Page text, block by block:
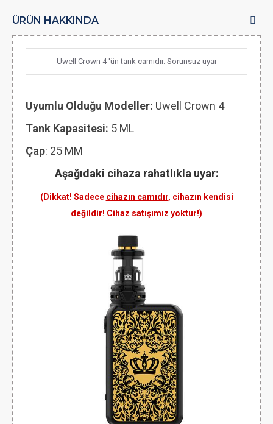
ÜRÜN HAKKINDA
Uwell Crown 4 'ün tank camıdır. Sorunsuz uyar
Uyumlu Olduğu Modeller: Uwell Crown 4
Tank Kapasitesi: 5 ML
Çap: 25 MM
Aşağıdaki cihaza rahatlıkla uyar:
(Dikkat! Sadece cihazın camıdır, cihazın kendisi
değildir! Cihaz satışımız yoktur!)